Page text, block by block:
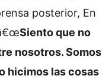
posterior, En
Siento que no
nosotros. Somos
hicimos las cosas